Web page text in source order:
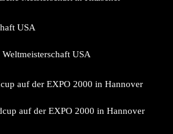
Weltmeisterschaft USA
auf der EXPO 2000 in Hannover